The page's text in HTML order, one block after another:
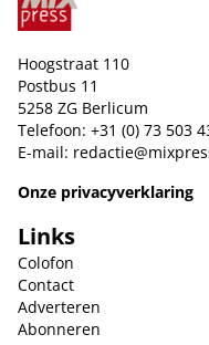
Hoogstraat 110
Postbus 11
5258 ZG Berlicum
Telefoon: +31 (0) 73 503
E-mail:
Onze privacyverklaring
Links
Colofon
Contact
Adverteren
Abonneren